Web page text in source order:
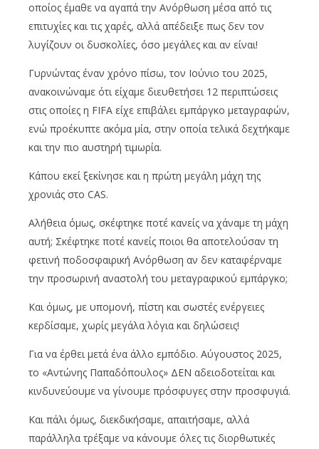
οποίος έμαθε να αγαπά την Ανόρθωση μέσα από τις
επιτυχίες και τις χαρές, αλλά απέδειξε πως δεν τον
λυγίζουν οι δυσκολίες, όσο μεγάλες και αν είναι!
Γυρνώντας έναν χρόνο πίσω, τον Ιούνιο του 2025,
ανακοινώναμε ότι είχαμε διευθετήσει 12 περιπτώσεις
στις οποίες η FIFA είχε επιβάλει εμπάργκο μεταγραφών,
ενώ προέκυπτε ακόμα μία, στην οποία τελικά δεχτήκαμε
και την πιο αυστηρή τιμωρία.
Κάπου εκεί ξεκίνησε και η πρώτη μεγάλη μάχη της
χρονιάς στο CAS.
Αλήθεια όμως, σκέφτηκε ποτέ κανείς να χάναμε τη μάχη
αυτή; Σκέφτηκε ποτέ κανείς ποιοι θα αποτελούσαν τη
φετινή ποδοσφαιρική Ανόρθωση αν δεν καταφέρναμε
την προσωρινή αναστολή του μεταγραφικού εμπάργκο;
Και όμως, με υπομονή, πίστη και σωστές ενέργειες
κερδίσαμε, χωρίς μεγάλα λόγια και δηλώσεις!
Για να έρθει μετά ένα άλλο εμπόδιο. Αύγουστος 2025,
το «Αντώνης Παπαδόπουλος» ΔΕΝ αδειοδοτείται και
κινδυνεύουμε να γίνουμε πρόσφυγες στην προσφυγιά.
Και πάλι όμως, διεκδικήσαμε, απαιτήσαμε, αλλά
παράλληλα τρέξαμε να κάνουμε όλες τις διορθωτικές